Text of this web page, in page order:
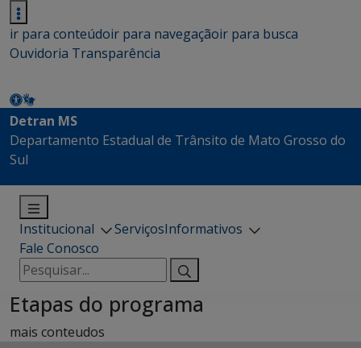
ir para conteúdoir para navegaçãoir para busca
Ouvidoria Transparência
Detran MS
Departamento Estadual de Trânsito de Mato Grosso do
Sul
Institucional ServiçosInformativos
Fale Conosco
Pesquisar
por:
Etapas do programa
mais conteudos